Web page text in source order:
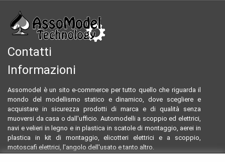
Contatti
Informazioni
Assomodel è un sito e-commerce per tutto quello che riguarda il
mondo del modellismo statico e dinamico, dove scegliere e
acquistare in sicurezza prodotti di marca e di qualità senza
muoversi da casa o dall'ufficio. Automodelli a scoppio ed elettrici,
navi e velieri in legno e in plastica in scatole di montaggio, aerei in
plastica in kit di montaggio, elicotteri elettrici e a scoppio,
motoscafi elettrici, l'angolo dell'usato e tanto altro.